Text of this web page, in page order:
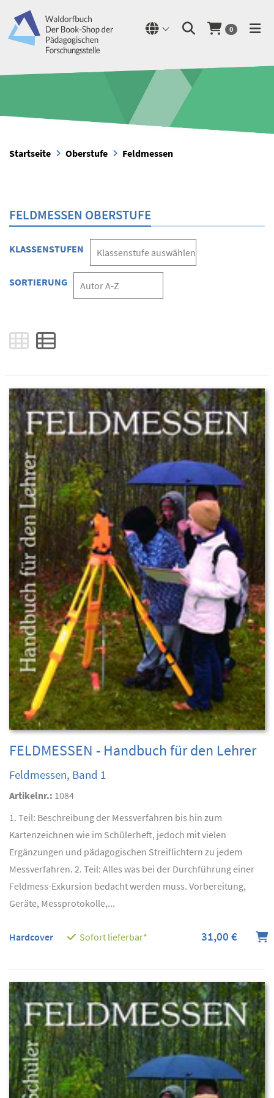
0
Startseite Oberstufe Feldmessen
FELDMESSEN OBERSTUFE
KLASSENSTUFEN
SORTIERUNG
FELDMESSEN - Handbuch für den Lehrer
Feldmessen, Band 1
Artikelnr.: 1084
1. Teil: Beschreibung der Messverfahren bis hin zum
Kartenzeichnen wie im Schülerheft, jedoch mit vielen
Ergänzungen und pädagogischen Streiflichtern zu jedem
Messverfahren. 2. Teil: Alles was bei der Durchführung einer
Feldmess-Exkursion bedacht werden muss. Vorbereitung,
Geräte, Messprotokolle,...
Hardcover Sofort lieferbar* 31,00 €